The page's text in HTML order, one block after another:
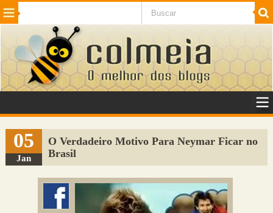
Beleza Cinema e TV
Internet Jogos NotÃ­cias SaÃºde
VeÃ­culos Adulto
Sugerir Link
Adicionar Blog
Colmeia Exchange
05
Jan
O Verdadeiro Motivo Para Neymar Ficar no
Brasil